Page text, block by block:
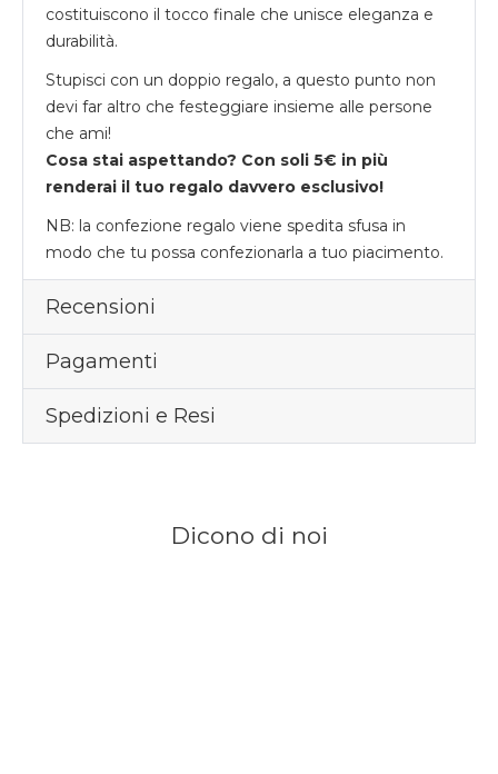
costituiscono il tocco finale che unisce eleganza e
durabilità.
Stupisci con un doppio regalo, a questo punto non
devi far altro che festeggiare insieme alle persone
che ami!
Cosa stai aspettando? Con soli 5€ in più
renderai il tuo regalo davvero esclusivo!
NB: la confezione regalo viene spedita sfusa in
modo che tu possa confezionarla a tuo piacimento.
Recensioni
Pagamenti
Spedizioni e Resi
Dicono di noi